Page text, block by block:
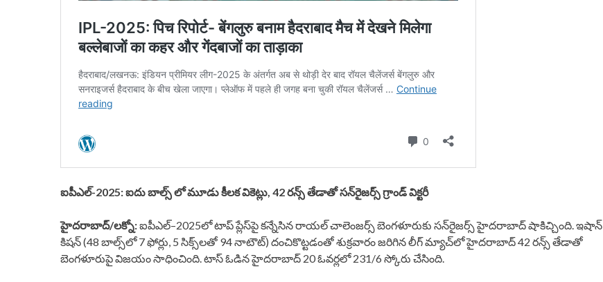
ఐపీఎల్‌‌‌‌-2025: ఐదు బాల్స్‌‌‌‌ లో మూడు కీలక వికెట్లు, 42 రన్స్‌‌‌‌ తేడాతో సన్​రైజర్స్‌‌‌‌ గ్రాండ్​ విక్టరీ
హైదరాబాద్/లక్నో:ఐపీఎల్‌‌‌‌–2025లో టాప్‌‌‌‌ ప్లేస్‌‌‌‌పై కన్నేసిన రాయల్‌‌‌‌ చాలెంజర్స్‌‌‌‌ బెంగళూరుకు సన్‌‌‌‌రైజర్స్‌‌‌‌ హైదరాబాద్‌‌‌‌ షాకిచ్చింది. ఇషాన్‌‌‌‌
కిషన్‌‌‌‌ (48 బాల్స్‌‌‌‌లో 7 ఫోర్లు, 5 సిక్స్‌‌‌‌లతో 94 నాటౌట్‌‌‌‌) దంచికొట్టడంతో శుక్రవారం జరిగిన లీగ్ మ్యాచ్‌‌‌‌లో హైదరాబాద్‌‌‌‌ 42 రన్స్‌‌‌‌ తేడాతో
బెంగళూరుపై విజయం సాధించింది. టాస్‌‌‌‌ ఓడిన హైదరాబాద్‌‌‌‌ 20 ఓవర్లలో 231/6 స్కోరు చేసింది.